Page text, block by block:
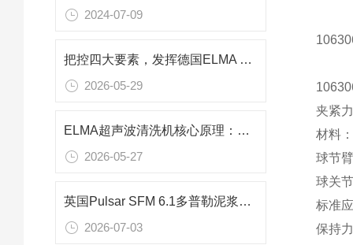
2024-07-09
把控四大要素，发挥德国ELMA 超声波清洗机的最佳性能
2026-05-29
ELMA超声波清洗机核心原理：超声波与空化效应深度解析
2026-05-27
英国Pulsar SFM 6.1多普勒泥浆流量计：工业与疏浚专用流量监测方案
2026-07-03
夹紧
材料
球节
球关
标准
保持